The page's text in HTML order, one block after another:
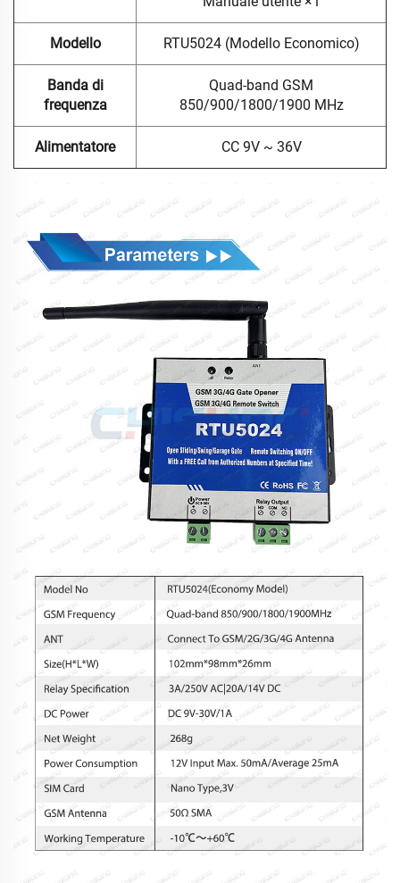
Modello RTU5024 (Modello Economico)
Banda di
frequenza
Quad-band GSM
850/900/1800/1900 MHz
Alimentatore CC 9V ~ 36V